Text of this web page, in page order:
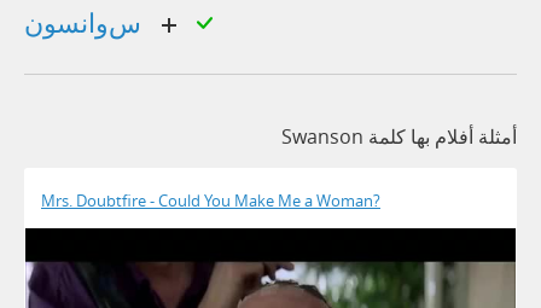
أمثلة أفلام بها كلمة Swanson
Mrs. Doubtfire - Could You Make Me a Woman?